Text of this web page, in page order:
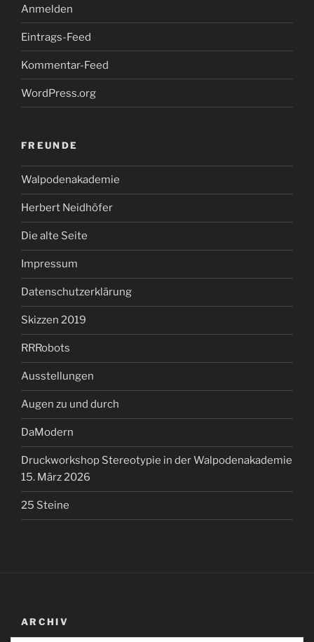
Anmelden
Eintrags-Feed
Kommentar-Feed
WordPress.org
FREUNDE
Walpodenakademie
Herbert Neidhöfer
Die alte Seite
Impressum
Datenschutzerklärung
Skizzen 2019
RRRobots
Ausstellungen
Augen zu und durch
DaModern
Druckworkshop Stereotypie in der Walpodenakademie
15. März 2026
25 Steine
ARCHIV